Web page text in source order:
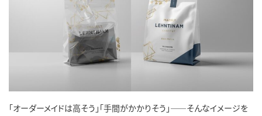
「オーダーメイドは高そう」「手間がかかりそう」――そんなイメージを